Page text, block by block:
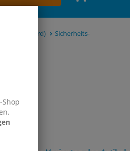
7,2 (Standard)
Sicherheits-